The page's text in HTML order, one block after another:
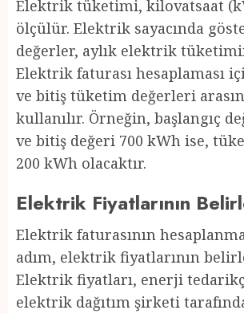
Elektrik tüketimi, kilovatsaat
ölçülür. Elektrik sayacında
değerler, aylık elektrik
Elektrik faturası hesaplaması
ve bitiş tüketim değerleri
kullanılır. Örneğin, başlangıç
ve bitiş değeri 700 kWh ise,
200 kWh olacaktır.
Elektrik Fiyatlarının
Elektrik faturasının
adım, elektrik fiyatlarının
Elektrik fiyatları, enerji
elektrik dağıtım şirketi